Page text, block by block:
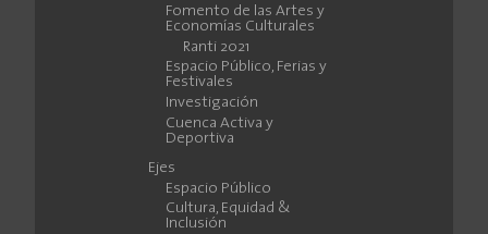
Fomento de las Artes y
Economías Culturales
Ranti 2021
Espacio Público, Ferias y
Festivales
Investigación
Cuenca Activa y
Deportiva
Ejes
Espacio Público
Cultura, Equidad &
Inclusión